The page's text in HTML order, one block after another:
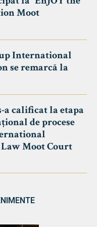
Moot
International
se remarcă la
a calificat la etapa
de procese
Moot Court